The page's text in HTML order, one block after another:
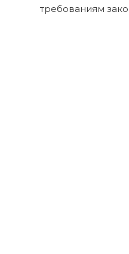
требованиям